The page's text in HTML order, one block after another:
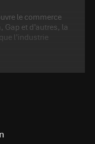
le commerce
Gap et d’autres, la
l’industrie